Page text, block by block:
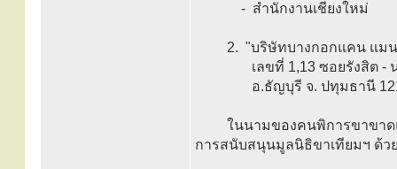
- สำนักงานเชียงใหม่
2. "บริษัทบางกอกแคน แมนนู
เลขที่ 1,13 ซอยรังสิต - นค
อ.ธัญบุรี จ. ปทุมธานี
ในนามของคนพิการขาขาดแ
การสนับสนุนมูลนิธิขาเทียมฯ ด้ว